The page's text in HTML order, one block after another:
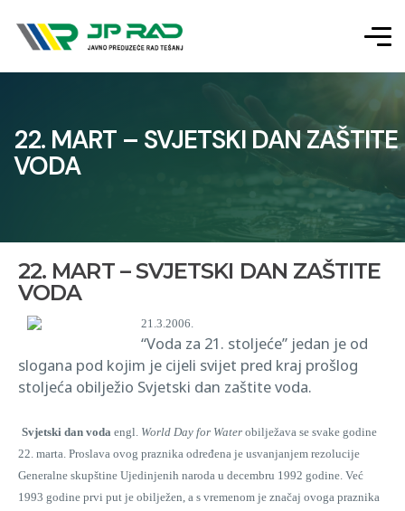
22. MART – SVJETSKI DAN ZAŠTITE
VODA
22. MART – SVJETSKI DAN ZAŠTITE
VODA
21.3.2006.
“Voda za 21. stoljeće” jedan je od
slogana pod kojim je cijeli svijet pred kraj prošlog
stoljeća obilježio Svjetski dan zaštite voda.
Svjetski dan voda engl. World Day for Water obilježava se svake godine
22. marta. Proslava ovog praznika određena je usvanjanjem rezolucije
Generalne skupštine Ujedinjenih naroda u decembru 1992 godine. Već
1993 godine prvi put je obilježen, a s vremenom je značaj ovoga praznika